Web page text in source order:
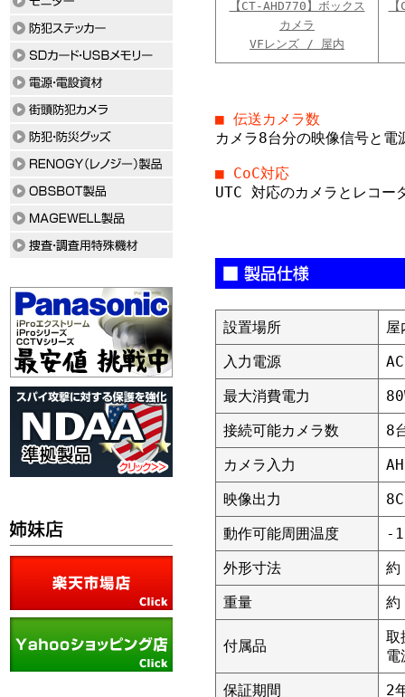
【CT-AHD770】ボックス
カメラ
VFレンズ / 屋内
■ 伝送カメラ数
カメラ8台分の映像信号と
■ CoC対応
UTC 対応のカメラとレコー
設置場所
屋
入力電源
最大消費電力
接続可能カメラ数
8
カメラ入力
映像出力
動作可能周囲温度
-
外形寸法
約
重量
付属品
取
電
保証期間
2